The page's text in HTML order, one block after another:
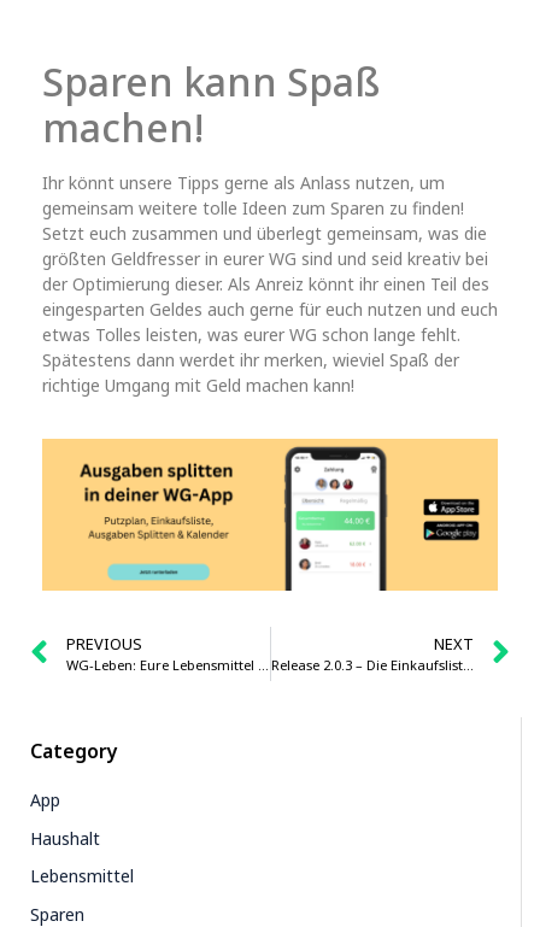
Category
App
Haushalt
Lebensmittel
Sparen
Sparen kann Spaß
machen!
Ihr könnt unsere Tipps gerne als Anlass nutzen, um
gemeinsam weitere tolle Ideen zum Sparen zu finden!
Setzt euch zusammen und überlegt gemeinsam, was die
größten Geldfresser in eurer WG sind und seid kreativ bei
der Optimierung dieser. Als Anreiz könnt ihr einen Teil des
eingesparten Geldes auch gerne für euch nutzen und euch
etwas Tolles leisten, was eurer WG schon lange fehlt.
Spätestens dann werdet ihr merken, wieviel Spaß der
richtige Umgang mit Geld machen kann!
PREVIOUS
WG-Leben: Eure Lebensmittel im Kühlschrank richtig aufbewahren
NEXT
Release 2.0.3 – Die Einkaufsliste wird übersichtlicher